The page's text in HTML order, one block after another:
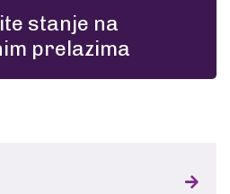
stanje na
prelazima